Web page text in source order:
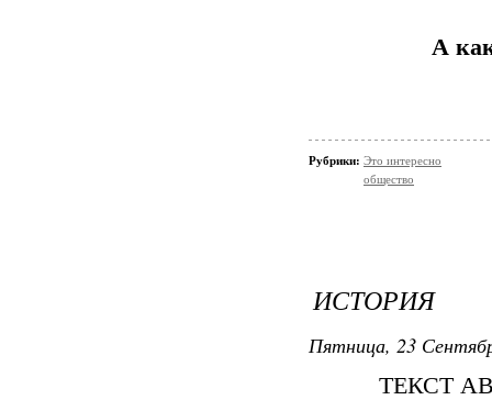
А
Рубрики: Это интересно
общество
ИСТОРИЯ
Пятница, 23
ТЕКСТ